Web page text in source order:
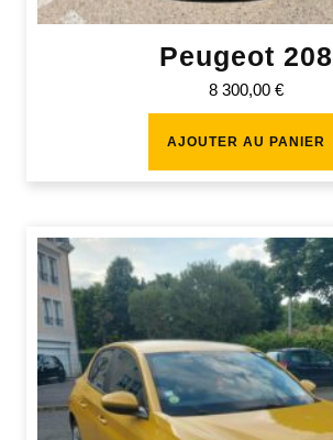
Peugeot 208
8 300,00 €
AJOUTER AU PANIER